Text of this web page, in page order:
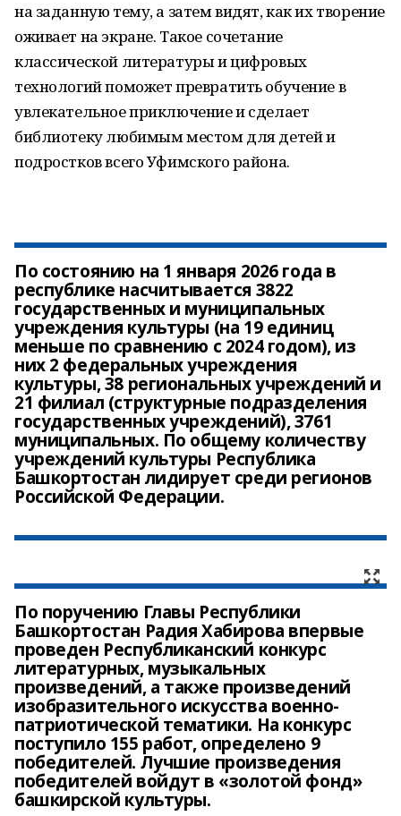
на заданную тему, а затем видят, как их творение
оживает на экране. Такое сочетание
классической литературы и цифровых
технологий поможет превратить обучение в
увлекательное приключение и сделает
библиотеку любимым местом для детей и
подростков всего Уфимского района.
По состоянию на 1 января 2026 года в
республике насчитывается 3822
государственных и муниципальных
учреждения культуры (на 19 единиц
меньше по сравнению с 2024 годом), из
них 2 федеральных учреждения
культуры, 38 региональных учреждений и
21 филиал (структурные подразделения
государственных учреждений), 3761
муниципальных. По общему количеству
учреждений культуры Республика
Башкортостан лидирует среди регионов
По поручению Главы Республики
Башкортостан Радия Хабирова впервые
проведен Республиканский конкурс
литературных, музыкальных
произведений, а также произведений
изобразительного искусства военно-
патриотической тематики. На конкурс
поступило 155 работ, определено 9
победителей. Лучшие произведения
победителей войдут в «золотой фонд»